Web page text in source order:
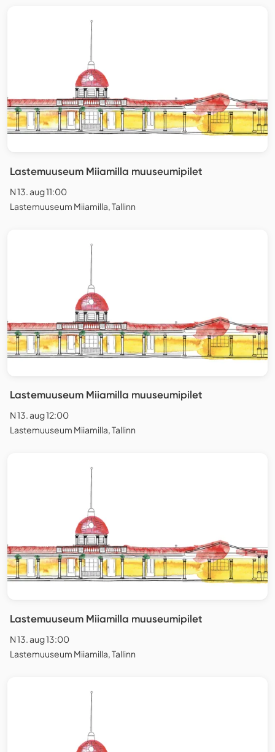
Lastemuuseum Miiamilla muuseumipilet
N 13. aug 11:00
Lastemuuseum Miiamilla, Tallinn
Lastemuuseum Miiamilla muuseumipilet
N 13. aug 12:00
Lastemuuseum Miiamilla, Tallinn
Lastemuuseum Miiamilla muuseumipilet
N 13. aug 13:00
Lastemuuseum Miiamilla, Tallinn